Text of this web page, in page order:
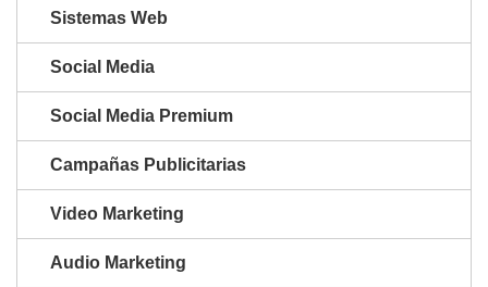
Sistemas Web
Social Media
Social Media Premium
Campañas Publicitarias
Video Marketing
Audio Marketing